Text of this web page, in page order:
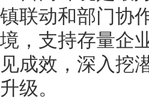
镇联动和部门协
境，支持存量企
见成效，深入挖
升级。